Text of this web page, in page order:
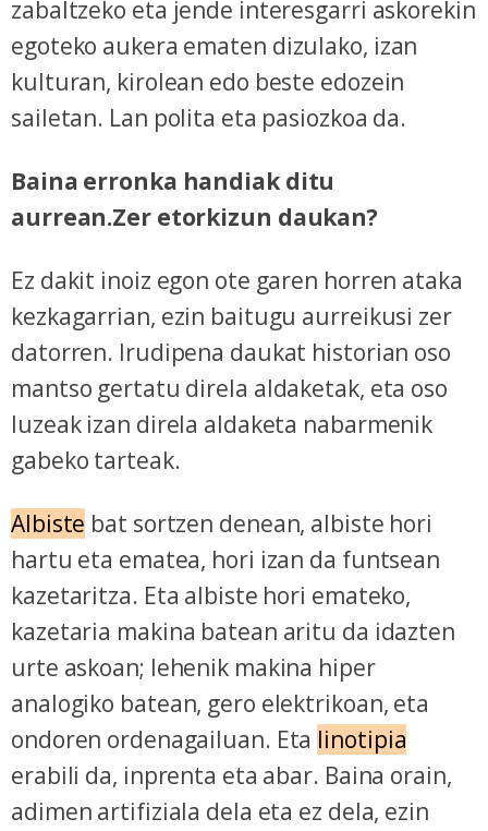
zabaltzeko eta jende interesgarri askorekin
egoteko aukera ematen dizulako, izan
kulturan, kirolean edo beste edozein
sailetan. Lan polita eta pasiozkoa da.
Baina erronka handiak ditu
aurrean.Zer etorkizun daukan?
Ez dakit inoiz egon ote garen horren ataka
kezkagarrian, ezin baitugu aurreikusi zer
datorren. Irudipena daukat historian oso
mantso gertatu direla aldaketak, eta oso
luzeak izan direla aldaketa nabarmenik
gabeko tarteak.
Albiste bat sortzen denean, albiste hori
hartu eta ematea, hori izan da funtsean
kazetaritza. Eta albiste hori emateko,
kazetaria makina batean aritu da idazten
urte askoan; lehenik makina hiper
analogiko batean, gero elektrikoan, eta
ondoren ordenagailuan. Eta linotipia
erabili da, inprenta eta abar. Baina orain,
adimen artifiziala dela eta ez dela, ezin